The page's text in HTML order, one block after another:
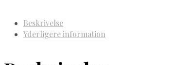
Beskrivelse
Yderligere information